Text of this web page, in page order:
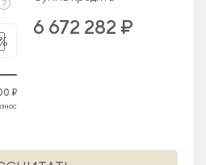
₽
6 672 282 ₽